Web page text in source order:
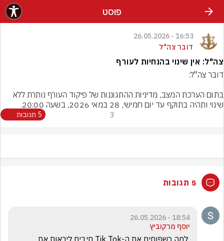
פוסט
16:53 - 26.05.2026
דובר צה"ל
צה"ל: אין שינוי בהנחיות לעורף
שינוי ותהיה בתוקף עד יום חמישי, 28 במאי 2026, בשעה 20:00.
3 5 תגובות
5 תגובות
18:54 - 26.05.2026
יוסף מרקוביץ